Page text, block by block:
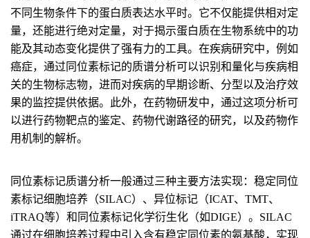
不同生物条件下的蛋白质表达水平时。它不仅能提供相对定
量，还能进行绝对定量，对于揭示蛋白质在生物系统中的功
能及其动态变化提供了强有力的工具。在疾病研究中，例如
癌症，通过同位素标记的质谱分析可以识别和量化与疾病相
关的生物标志物，进而对疾病的早期诊断、分型以及治疗效
果的监控提供依据。此外，在药物研发中，通过这项分析可
以进行药物靶点的鉴定、药物代谢路径的研究，以及药物作
用机制的解析。
同位素标记质谱分析一般通过三种主要方法实现：稳定同位
素标记细胞培养（SILAC）、异位标记（ICAT、TMT、
iTRAQ等）和同位素标记化学衍生化（如DIGE）。SILAC
通过在细胞培养过程中引入含有稳定同位素的氨基酸，实现